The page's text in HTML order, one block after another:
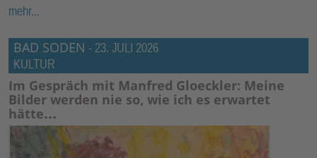
mehr...
BAD SODEN - 23. JULI 2026
KULTUR
Im Gespräch mit Manfred Gloeckler: Meine
Bilder werden nie so, wie ich es erwartet
hätte…